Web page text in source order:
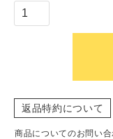
返品特約について
商品についてのお問い